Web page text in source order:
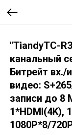
"TiandyTC-
канальный
Битрейт
видео:
записи до 8
1*HDMI(4K),
1080P*8/